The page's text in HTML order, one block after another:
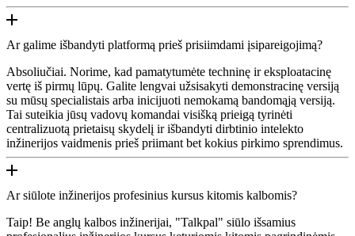
Ar galime išbandyti platformą prieš prisiimdami įsipareigojimą?
Absoliučiai. Norime, kad pamatytumėte techninę ir eksploatacinę
vertę iš pirmų lūpų. Galite lengvai užsisakyti demonstracinę versiją
su mūsų specialistais arba inicijuoti nemokamą bandomąją versiją.
Tai suteikia jūsų vadovų komandai visišką prieigą tyrinėti
centralizuotą prietaisų skydelį ir išbandyti dirbtinio intelekto
inžinerijos vaidmenis prieš priimant bet kokius pirkimo sprendimus.
Ar siūlote inžinerijos profesinius kursus kitomis kalbomis?
Taip! Be anglų kalbos inžinerijai, "Talkpal" siūlo išsamius